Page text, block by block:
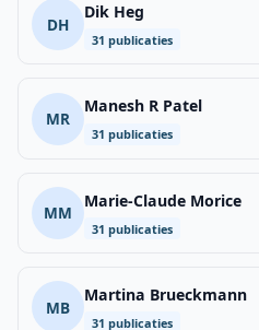
DH
Dik Heg
31 publicaties
MR
Manesh R Patel
31 publicaties
MM
Marie-Claude Morice
31 publicaties
MB
Martina Brueckmann
31 publicaties